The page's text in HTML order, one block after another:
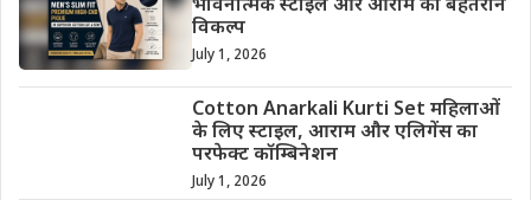
भावनात्मक स्टाइल और आराम का बेहतरीन
विकल्प
July 1, 2026
Cotton Anarkali Kurti Set महिलाओं
के लिए स्टाइल, आराम और एलिगेंस का
परफेक्ट कॉम्बिनेशन
July 1, 2026